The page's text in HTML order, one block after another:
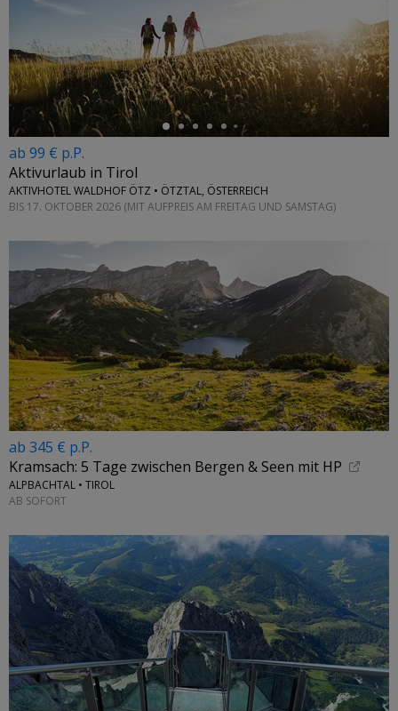
←
ab 99 € p.P.
Aktivurlaub in Tirol
AKTIVHOTEL WALDHOF ÖTZ • ÖTZTAL, ÖSTERREICH
BIS 17. OKTOBER 2026 (MIT AUFPREIS AM FREITAG UND SAMSTAG)
ab 345 € p.P.
Kramsach: 5 Tage zwischen Bergen & Seen mit HP
ALPBACHTAL • TIROL
AB SOFORT
←